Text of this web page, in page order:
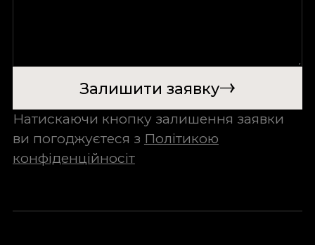
Залишити заявку
Натискаючи кнопку залишення заявки
ви погоджуєтеся з Політикою
конфіденційносіт